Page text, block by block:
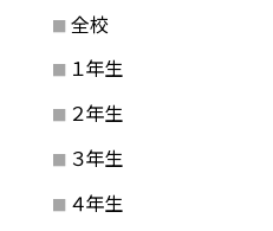
全校
１年生
２年生
３年生
４年生